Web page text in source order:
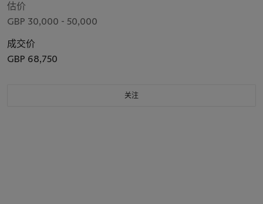
估价
GBP 30,000 - 50,000
成交价
GBP 68,750
关注